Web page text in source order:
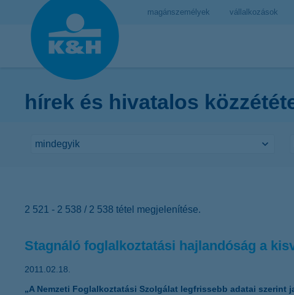
magánszemélyek vállalkozások
hírek és hivatalos
2 521 - 2 538 / 2 538 tétel megjelenítése.
Stagnáló foglalkoztatási hajlandóság a
2011.02.18.
„A Nemzeti Foglalkoztatási Szolgálat legfrissebb adatai